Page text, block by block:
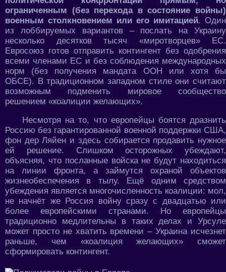
ограниченным (без перехода в состояние войны)
военным столкновением или его имитацией. Один
из лоббируемых вариантов – послать на Украину
несколько десятков тысяч «миротворцев» ЕС.
Евросоюз готов отправить контингент без одобрения
всеми членами ЕС и без соблюдения международных
норм (без получения мандата ООН или хотя бы
ОБСЕ). В традиционном западном стиле они считают
возможным подменить мировое сообщество
решением «коалиции желающих».
Несмотря на то, что европейцы боятся дразнить
Россию без гарантированной военной поддержки США,
фон дер Ляйен и здесь собирается продавить нужное
ей решение. Слишком осторожных убеждают,
объясняя, что посланные войска не будут находиться
на линии фронта, а займутся охраной объектов
жизнеобеспечения в тылу. Ещё одним средством
убеждения является многочисленность коалиции: мол,
не начнёт же Россия войну сразу с двадцатью или
более европейскими странами. Но европейцы
традиционно медлительны в таких делах и Урсуле
может просто не хватить времени – Украина исчезнет
раньше, чем «коалиция желающих» сможет
сформировать контингент.